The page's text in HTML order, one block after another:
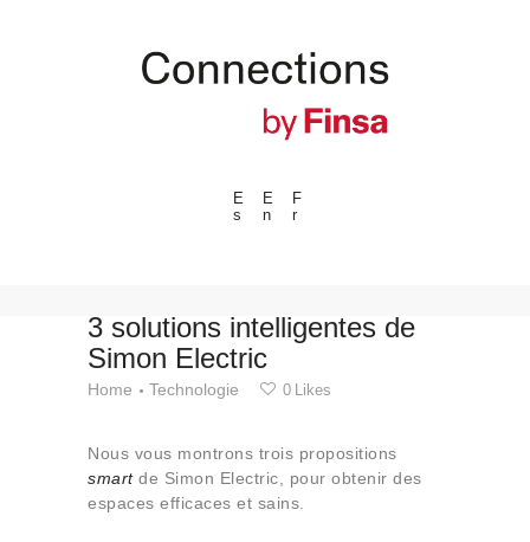
E
s
E
n
F
r
---ENLACES---
Événements
Espaces
Matériels
Connexion avec
Collaborations
3 solutions intelligentes de
Simon Electric
Home Technologie 0 Likes
Nous vous montrons trois propositions
smartde Simon Electric, pour obtenir des
espaces efficaces et sains.